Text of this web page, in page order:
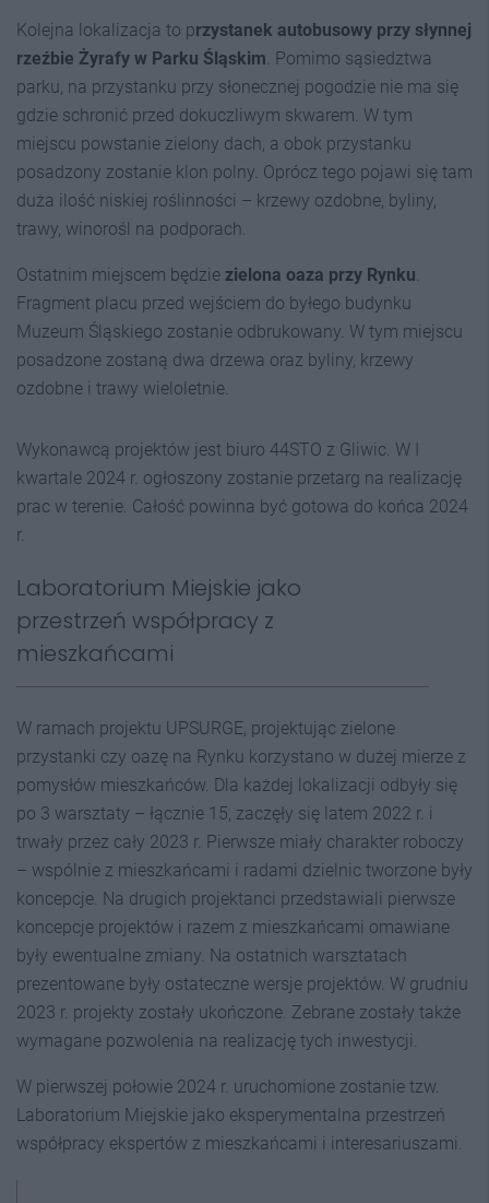
Kolejna lokalizacja to przystanek autobusowy przy słynnej
rzeźbie Żyrafy w Parku Śląskim. Pomimo sąsiedztwa
parku, na przystanku przy słonecznej pogodzie nie ma się
gdzie schronić przed dokuczliwym skwarem. W tym
miejscu powstanie zielony dach, a obok przystanku
posadzony zostanie klon polny. Oprócz tego pojawi się tam
duża ilość niskiej roślinności – krzewy ozdobne, byliny,
trawy, winorośl na podporach.
Ostatnim miejscem będzie zielona oaza przy Rynku.
Fragment placu przed wejściem do byłego budynku
Muzeum Śląskiego zostanie odbrukowany. W tym miejscu
posadzone zostaną dwa drzewa oraz byliny, krzewy
ozdobne i trawy wieloletnie.
Wykonawcą projektów jest biuro 44STO z Gliwic. W I
kwartale 2024 r. ogłoszony zostanie przetarg na realizację
prac w terenie. Całość powinna być gotowa do końca 2024
r.
Laboratorium Miejskie jako
przestrzeń współpracy z
mieszkańcami
W ramach projektu UPSURGE, projektując zielone
przystanki czy oazę na Rynku korzystano w dużej mierze z
pomysłów mieszkańców. Dla każdej lokalizacji odbyły się
po 3 warsztaty – łącznie 15, zaczęły się latem 2022 r. i
trwały przez cały 2023 r. Pierwsze miały charakter roboczy
– wspólnie z mieszkańcami i radami dzielnic tworzone były
koncepcje. Na drugich projektanci przedstawiali pierwsze
koncepcje projektów i razem z mieszkańcami omawiane
były ewentualne zmiany. Na ostatnich warsztatach
prezentowane były ostateczne wersje projektów. W grudniu
2023 r. projekty zostały ukończone. Zebrane zostały także
wymagane pozwolenia na realizację tych inwestycji.
W pierwszej połowie 2024 r. uruchomione zostanie tzw.
Laboratorium Miejskie jako eksperymentalna przestrzeń
współpracy ekspertów z mieszkańcami i interesariuszami.